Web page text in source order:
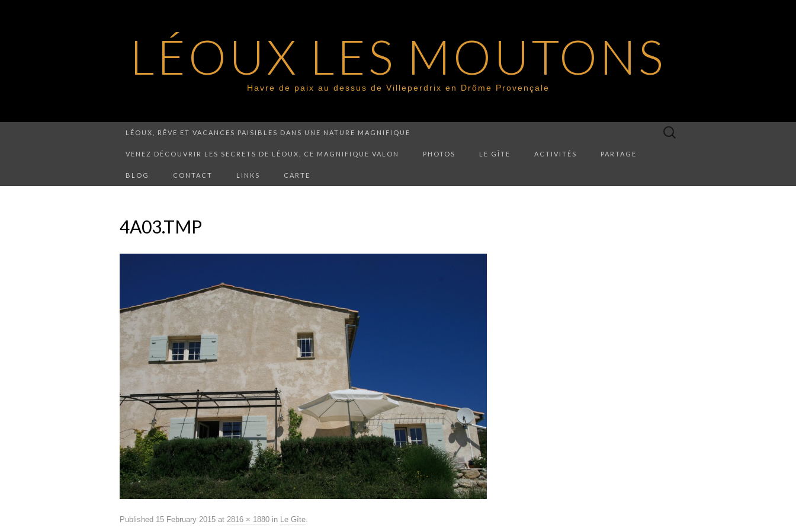
LÉOUX LES MOUTONS
Havre de paix au dessus de Villeperdrix en Drôme Provençale
LÉOUX, RÊVE ET VACANCES PAISIBLES DANS UNE NATURE MAGNIFIQUE
VENEZ DÉCOUVRIR LES SECRETS DE LÉOUX, CE MAGNIFIQUE VALON PHOTOS LE GÎTE ACTIVITÉS PARTAGE
BLOG CONTACT LINKS CARTE
Search
4A03.TMP
Published 15 February 2015 at 2816 × 1880 in Le Gîte.